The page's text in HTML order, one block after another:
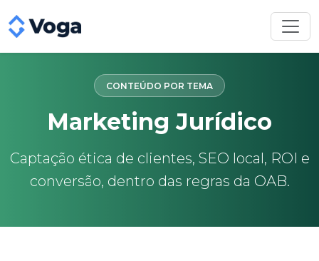
CONTEÚDO POR TEMA
Marketing Jurídico
Captação ética de clientes, SEO local, ROI e
conversão, dentro das regras da OAB.